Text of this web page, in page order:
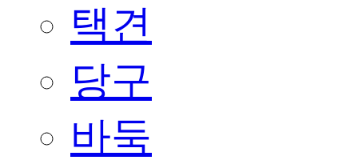
택견
당구
바둑